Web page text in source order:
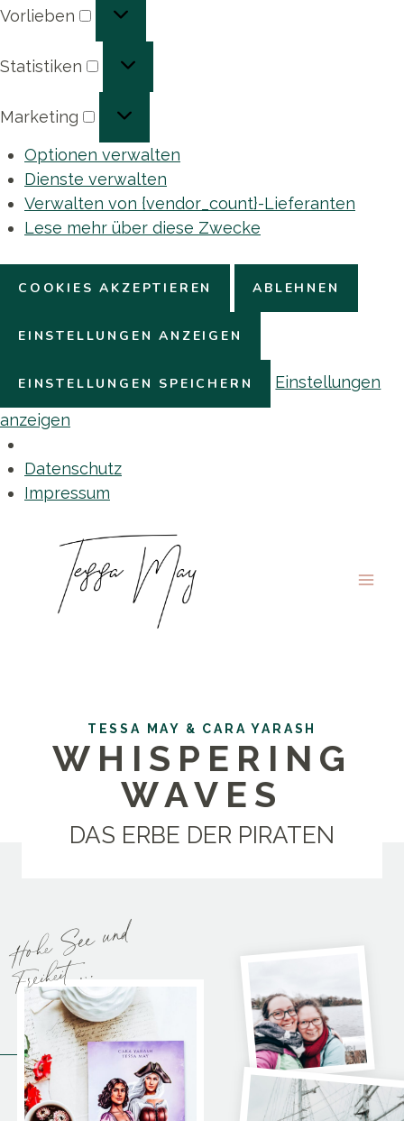
Vorlieben
Statistiken
Marketing
Optionen verwalten
Dienste verwalten
Verwalten von {vendor_count}-Lieferanten
Lese mehr über diese Zwecke
COOKIES AKZEPTIEREN ABLEHNEN
EINSTELLUNGEN ANZEIGEN
EINSTELLUNGEN SPEICHERN
Einstellungen
anzeigen
Datenschutz
Impressum
springen
TESSA MAY & CARA YARASH
WHISPERING
WAVES
DAS ERBE DER PIRATEN
Hohe
See und
Freiheit
…